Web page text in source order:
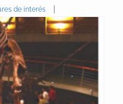
de interés